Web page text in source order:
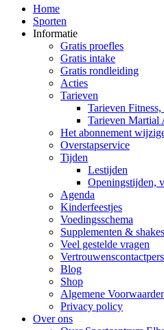
Home
Sporten
Informatie
Gratis proefles
Gratis intake
Gratis rondleiding
Acties
Tarieven
Tarieven
Tarieven Martial
Het abonnement
Overstapservice
Tijden
Lestijden
Openingstijden,
Agenda
Kinderfeestjes
Voedingsschema
Supplementen & shakes
Veel gestelde vragen
Blog
Shop
Algemene
Privacy policy
Over ons